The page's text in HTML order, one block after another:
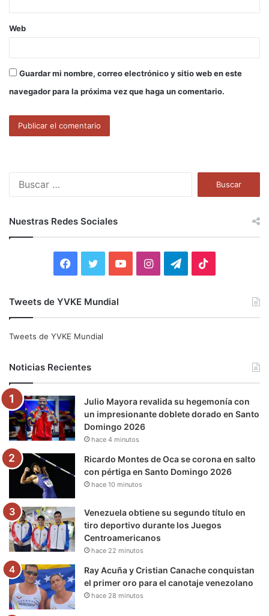
Web
Guardar mi nombre, correo electrónico y sitio web en este
navegador para la próxima vez que haga un comentario.
:
Nuestras Redes Sociales
e
o
o
k
t
e
r
b
e
I
g
r
m
r
a
k
Tweets de YVKE Mundial
Tweets de YVKE Mundial
Noticias Recientes
Julio Mayora revalida su hegemonía con
un impresionante doblete dorado en Santo
Domingo 2026
hace 4 minutos
Ricardo Montes de Oca se corona en salto
con pértiga en Santo Domingo 2026
hace 10 minutos
Venezuela obtiene su segundo título en
tiro deportivo durante los Juegos
Centroamericanos
hace 22 minutos
Ray Acuña y Cristian Canache conquistan
el primer oro para el canotaje venezolano
hace 28 minutos